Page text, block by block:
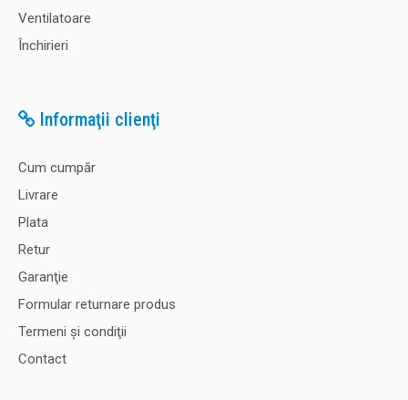
Ventilatoare
Închirieri
Informaţii clienţi
Cum cumpăr
Livrare
Plata
Retur
Garanţie
Formular returnare produs
Termeni şi condiţii
Contact